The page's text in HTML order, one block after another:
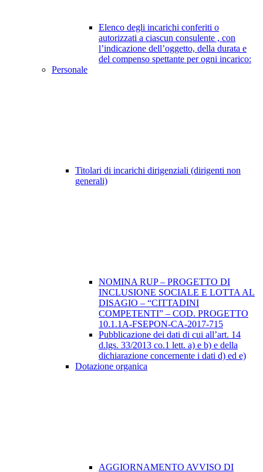
Elenco degli incarichi conferiti o
autorizzati a ciascun consulente , con
l’indicazione dell’oggetto, della durata e
del compenso spettante per ogni incarico:
Personale
Titolari di incarichi dirigenziali (dirigenti non
generali)
NOMINA RUP – PROGETTO DI
INCLUSIONE SOCIALE E LOTTA AL
DISAGIO – “CITTADINI
COMPETENTI” – COD. PROGETTO
10.1.1A-FSEPON-CA-2017-715
Pubblicazione dei dati di cui all’art. 14
d.lgs. 33/2013 co.1 lett. a) e b) e della
dichiarazione concernente i dati d) ed e)
Dotazione organica
AGGIORNAMENTO AVVISO DI